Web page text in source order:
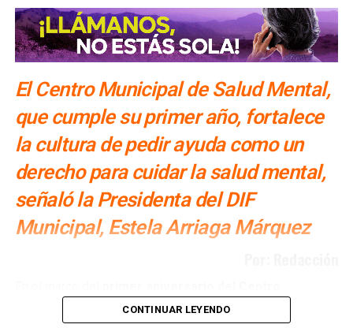
NO TE PIERDAS
Se armó la balacera; ladrones intentaron robar un
cajero en SLP
El Centro Municipal de Salud Mental,
que cumple su primer año, fortalece
la cultura de pedir ayuda como un
derecho para cuidar la salud mental,
señaló la Presidenta del DIF
Municipal, Estela Arriaga Márquez
Municipal de Salud Mental, lapresidenta del DIF de San
Luis Capital, Estela Arriaga Márquez, destacó que este
CONTINUAR LEYENDO